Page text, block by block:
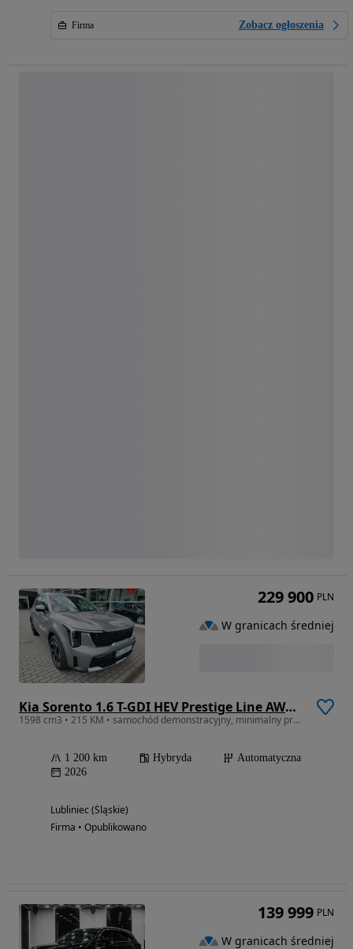
Firma Zobacz ogłoszenia
Kia Sorento 1.6 T-GDI HEV Prestige Line AWD 7os
1598 cm3 • 215 KM • samochód demonstracyjny, minimalny przebieg, bogata wersja
1 200 km Hybryda
Automatyczna
2026
Lubliniec (Śląskie)
Firma • Opublikowano
229 900 PLN
W granicach średniej
139 999 PLN
W granicach średniej